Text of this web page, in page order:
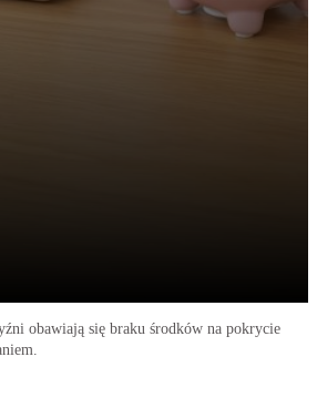
obawiają się braku środków na pokrycie